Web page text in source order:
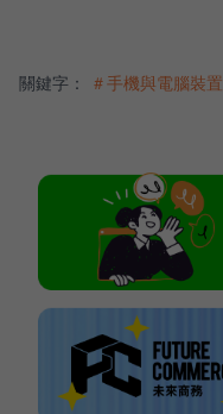
關鍵字： ＃手機與電腦裝置